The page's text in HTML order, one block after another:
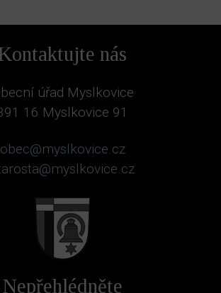
nás
úřad Myslkovice
16 Myslkovice 91
obec@myslkovice.cz
Nepřehlédněte